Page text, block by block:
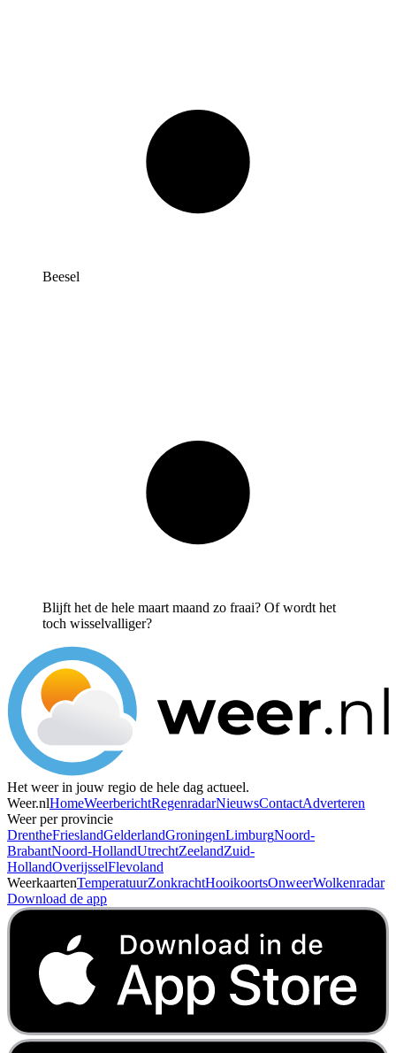
Beesel
Blijft het de hele maart maand zo fraai? Of wordt het
toch wisselvalliger?
Het weer in jouw regio de hele dag actueel.
Weer.nlHomeWeerberichtRegenradarNieuwsContactAdverteren
Weer per provincie
DrentheFrieslandGelderlandGroningenLimburgNoord-
BrabantNoord-HollandUtrechtZeelandZuid-
HollandOverijsselFlevoland
WeerkaartenTemperatuurZonkrachtHooikoortsOnweerWolkenradar
Download de app